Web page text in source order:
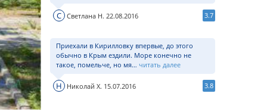
3.7
С Светлана Н. 22.08.2016
Приехали в Кирилловку впервые, до этого
обычно в Крым ездили. Море конечно не
такое, помельче, но мя… читать далее
3.8
Н Николай Х. 15.07.2016